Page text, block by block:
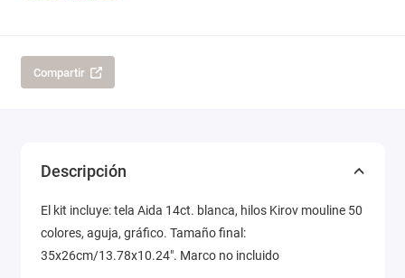
Compartir
Descripción
El kit incluye: tela Aida 14ct. blanca, hilos Kirov mouline 50
colores, aguja, gráfico. Tamaño final:
35x26cm/13.78x10.24". Marco no incluido